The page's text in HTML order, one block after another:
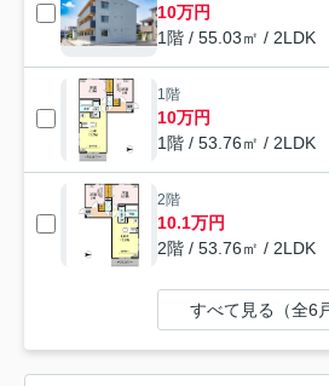
10万円
1階 / 55.03㎡ / 2LDK
1階
10万円
1階 / 53.76㎡ / 2LDK
2階
10.1万円
2階 / 53.76㎡ / 2LDK
すべて見る（全6